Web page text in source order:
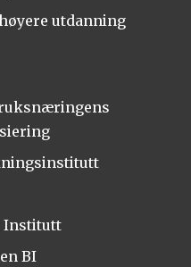
utdanning
Institutt
BI